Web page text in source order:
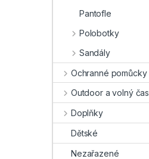
Pantofle
Polobotky
Sandály
Ochranné pomůcky
Outdoor a volný čas
Doplňky
Dětské
Nezařazené